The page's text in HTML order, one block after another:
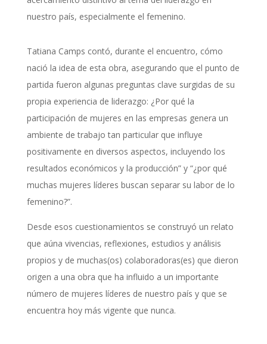
nuestro país, especialmente el femenino.
Tatiana Camps contó, durante el encuentro, cómo
nació la idea de esta obra, asegurando que el punto de
partida fueron algunas preguntas clave surgidas de su
propia experiencia de liderazgo: ¿Por qué la
participación de mujeres en las empresas genera un
ambiente de trabajo tan particular que influye
positivamente en diversos aspectos, incluyendo los
resultados económicos y la producción” y “¿por qué
muchas mujeres líderes buscan separar su labor de lo
femenino?”.
Desde esos cuestionamientos se construyó un relato
que aúna vivencias, reflexiones, estudios y análisis
propios y de muchas(os) colaboradoras(es) que dieron
origen a una obra que ha influido a un importante
número de mujeres líderes de nuestro país y que se
encuentra hoy más vigente que nunca.